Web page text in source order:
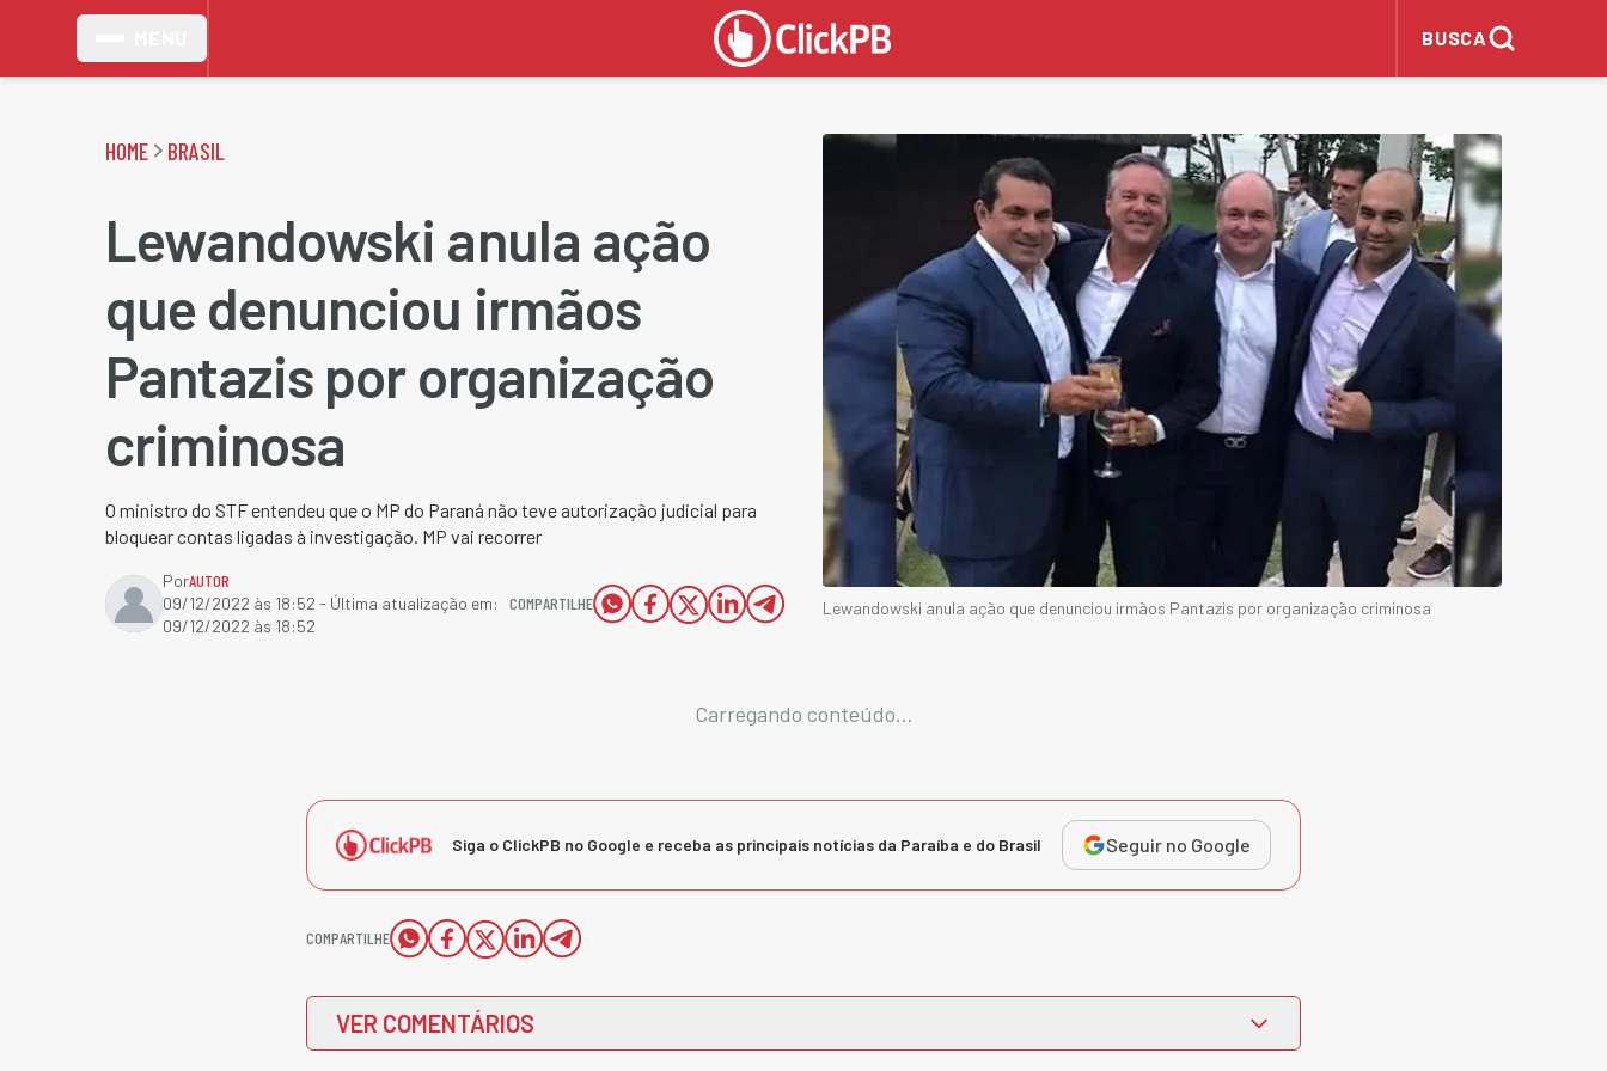
BUSCA
HOME BRASIL
Lewandowski anula ação
que denunciou irmãos
Pantazis por organização
criminosa
O ministro do STF entendeu que o MP do Paraná não teve autorização judicial para
bloquear contas ligadas à investigação. MP vai recorrer
PorAUTOR
09/12/2022 às 18:52 - Última atualização em:
09/12/2022 às 18:52
COMPARTILHE Lewandowski anula ação que denunciou irmãos Pantazis por organização criminosa
Carregando conteúdo...
Siga o ClickPB no Google e receba as principais notícias da Paraíba e do Brasil Seguir no Google
COMPARTILHE
VER COMENTÁRIOS